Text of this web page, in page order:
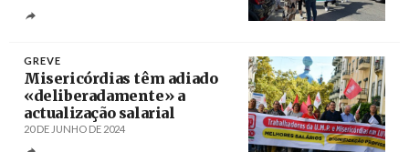
GREVE
Misericórdias têm adiado
«deliberadamente» a
actualização salarial
20 DE JUNHO DE 2024